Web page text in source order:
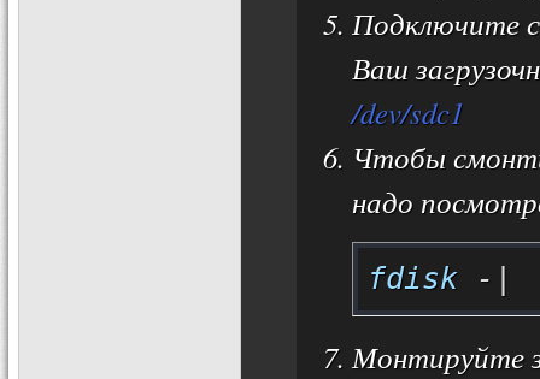
Подключите
Ваш
/dev/sdc1
Чтобы
надо
fdisk -|
Монтируйте